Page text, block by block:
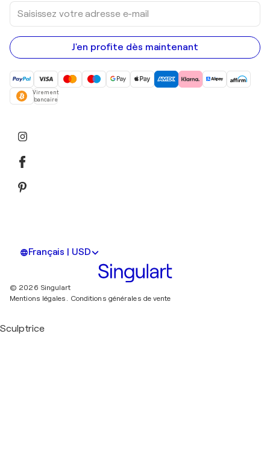
Saisissez
votre
adresse
e-
mail
J'en profite dès maintenant
Virement
bancaire
Français | USD
© 2026 Singulart
Mentions légales. Conditions générales de vente
Sculptrice